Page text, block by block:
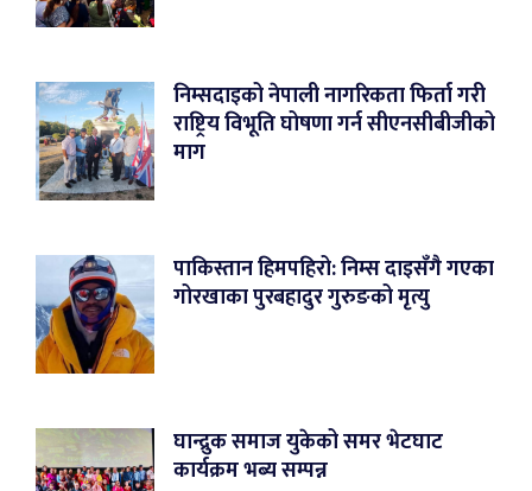
निम्सदाइको नेपाली नागरिकता फिर्ता गरी
राष्ट्रिय विभूति घोषणा गर्न सीएनसीबीजीको
माग
पाकिस्तान हिमपहिरो: निम्स दाइसँगै गएका
गोरखाका पुरबहादुर गुरुङको मृत्यु
घान्द्रुक समाज युकेको समर भेटघाट
कार्यक्रम भब्य सम्पन्न